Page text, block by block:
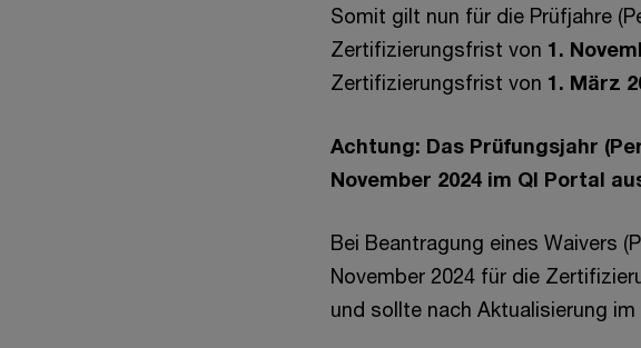
Somit gilt nun für die Prüfjahre
Zertifizierungsfrist von 1.
Zertifizierungsfrist von 1. März
Achtung: Das Prüfungsjahr
November 2024 im QI Portal
Bei Beantragung eines Waivers
November 2024 für die
und sollte nach Aktualisierung